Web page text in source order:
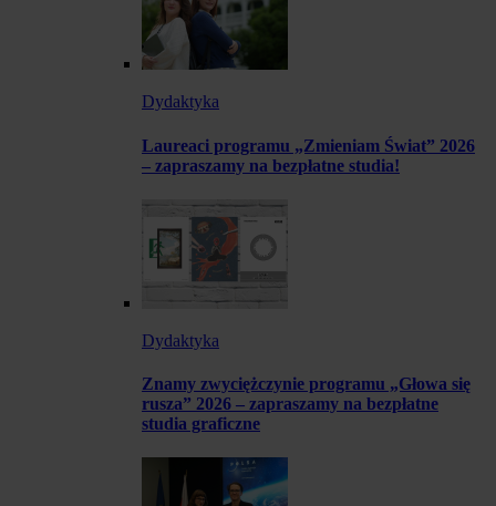
Dydaktyka
Laureaci programu „Zmieniam Świat” 2026
– zapraszamy na bezpłatne studia!
Dydaktyka
Znamy zwyciężczynie programu „Głowa się
rusza” 2026 – zapraszamy na bezpłatne
studia graficzne